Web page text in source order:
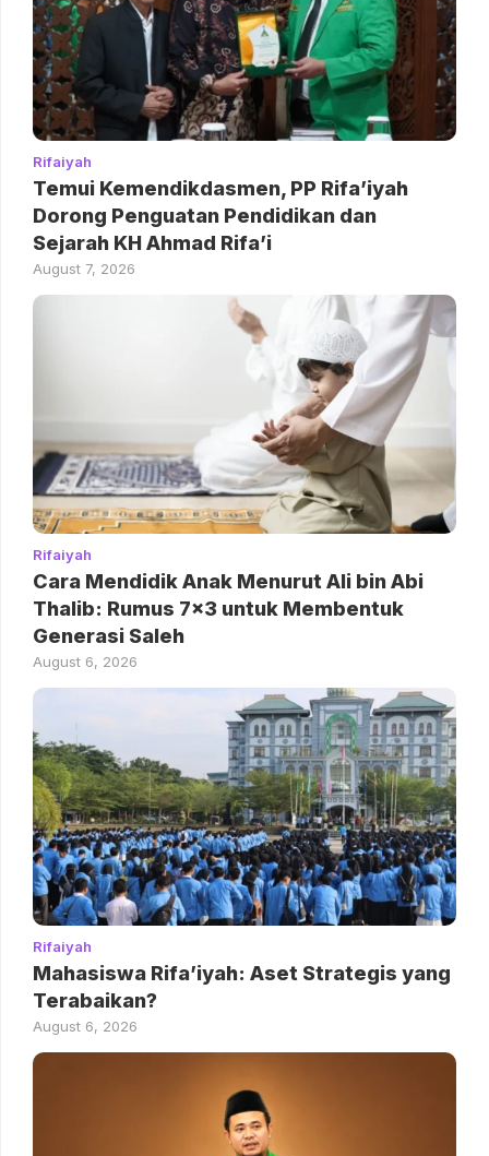
Rifaiyah
Temui Kemendikdasmen, PP Rifa’iyah
Dorong Penguatan Pendidikan dan
Sejarah KH Ahmad Rifa’i
August 7, 2026
Rifaiyah
Cara Mendidik Anak Menurut Ali bin Abi
Thalib: Rumus 7×3 untuk Membentuk
Generasi Saleh
August 6, 2026
Rifaiyah
Mahasiswa Rifa’iyah: Aset Strategis yang
Terabaikan?
August 6, 2026